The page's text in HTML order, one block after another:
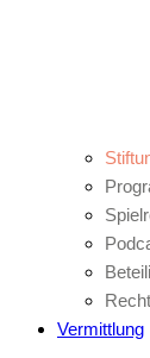
Vermittlung